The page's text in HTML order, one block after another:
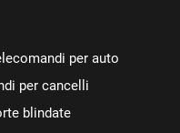
per auto
per cancelli
blindate